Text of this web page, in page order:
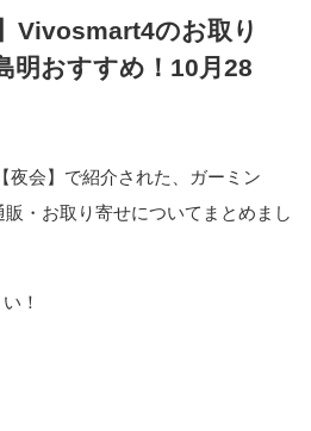
Vivosmart4のお取り
明おすすめ！10月28
夜会】で紹介された、ガーミン
・お取り寄せについてまとめまし
！